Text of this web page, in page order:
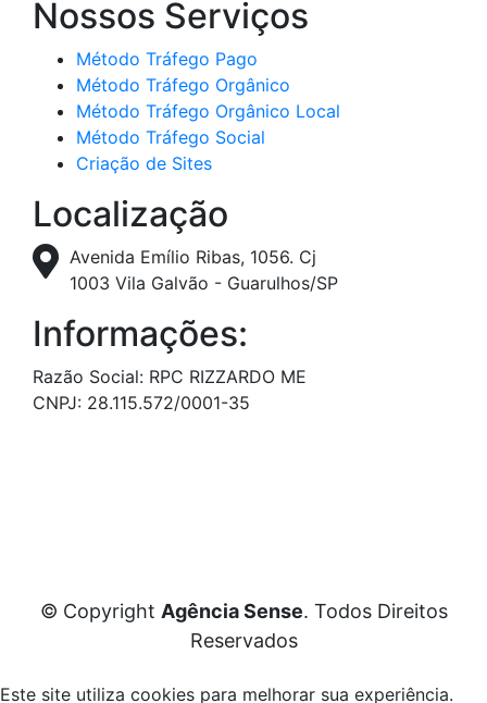
Nossos Serviços
Método Tráfego Pago
Método Tráfego Orgânico
Método Tráfego Orgânico Local
Método Tráfego Social
Criação de Sites
Localização
Avenida Emílio Ribas, 1056. Cj
1003 Vila Galvão - Guarulhos/SP
Informações:
Razão Social: RPC RIZZARDO ME
CNPJ: 28.115.572/0001-35
© Copyright Agência Sense. Todos Direitos
Reservados
Este site utiliza cookies para melhorar sua experiência.